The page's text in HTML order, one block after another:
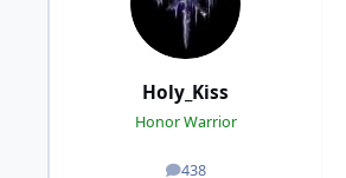
Holy_Kiss
Honor Warrior
438